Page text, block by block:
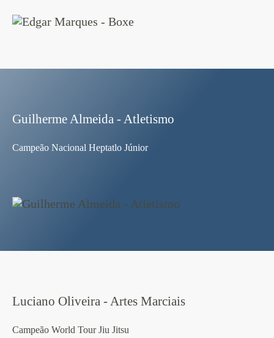
Guilherme Almeida - Atletismo
Campeão Nacional Heptatlo Júnior
Luciano Oliveira - Artes Marciais
Campeão World Tour Jiu Jitsu